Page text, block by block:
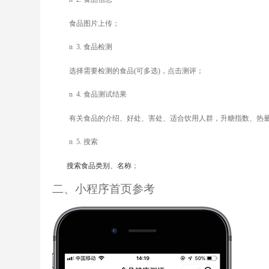
食品图片上传；
n 3. 食品检测
选择需要检测的食品(可多选)，点击测评；
n 4. 食品测试结果
有关食品的介绍、好处、害处、适合饮用人群，升糖指数、热
n 5. 搜索
搜索食品类别、名称 ；
二、小程序首页参考